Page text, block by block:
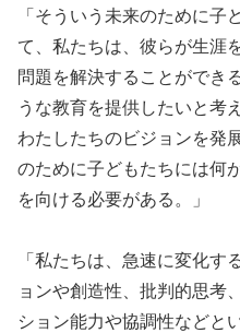
「そういう未来のために子
て、私たちは、彼らが生涯
問題を解決することができ
うな教育を提供したいと考
わたしたちのビジョンを発
のために子どもたちには何
を向ける必要がある。」
「私たちは、急速に変化す
ョンや創造性、批判的思考
ション能力や協調性などと